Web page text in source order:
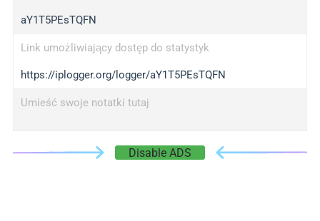
aY1T5PEsTQFN
Link umożliwiający dostęp do statystyk
https://iplogger.org/logger/aY1T5PEsTQFN
Umieść swoje notatki tutaj
Disable ADS